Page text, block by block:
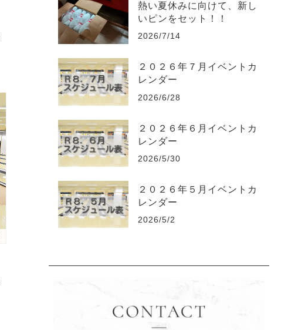
熱い夏休みに向けて、新し
いピンをセット！！
2026/7/14
２０２６年７月イベントカ
レンダー
2026/6/28
２０２６年６月イベントカ
レンダー
2026/5/30
２０２６年５月イベントカ
レンダー
2026/5/2